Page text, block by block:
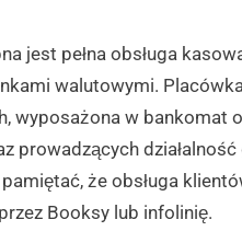
jest pełna obsługa
walutowymi.
wyposażona w bankomat
prowadzących
że obsługa
Booksy lub infolinię.